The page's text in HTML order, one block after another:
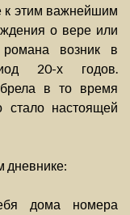
к этим важнейшим
о вере или
возник в
20-х годов.
в то время
стало настоящей
дневнике:
дома номера